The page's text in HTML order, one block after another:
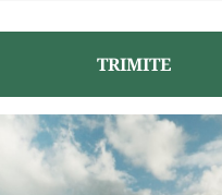
TRIMITE